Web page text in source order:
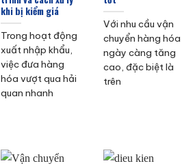
khi bị kiểm giá
Trong hoạt động
xuất nhập khẩu,
việc đưa hàng
hóa vượt qua hải
quan nhanh
Với nhu cầu vận
chuyển hàng hóa
ngày càng tăng
cao, đặc biệt là
trên